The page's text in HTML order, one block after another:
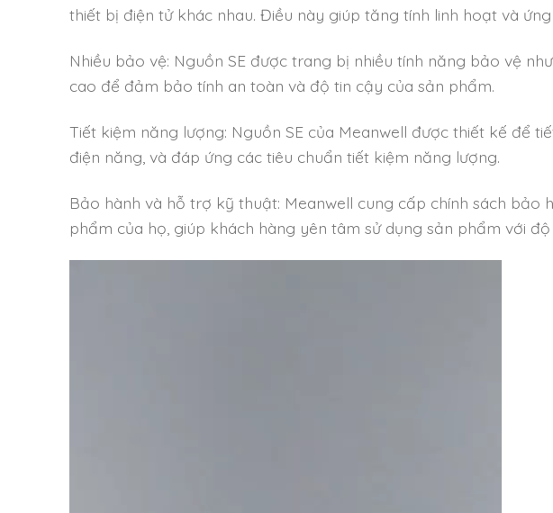
thiết bị điện tử khác nhau. Điều này giúp tăng tính linh hoạt và
Nhiều bảo vệ: Nguồn SE được trang bị nhiều tính năng bảo vệ
cao để đảm bảo tính an toàn và độ tin cậy của sản phẩm.
Tiết kiệm năng lượng: Nguồn SE của Meanwell được thiết kế để
điện năng, và đáp ứng các tiêu chuẩn tiết kiệm năng lượng.
Bảo hành và hỗ trợ kỹ thuật: Meanwell cung cấp chính sách
phẩm của họ, giúp khách hàng yên tâm sử dụng sản phẩm với